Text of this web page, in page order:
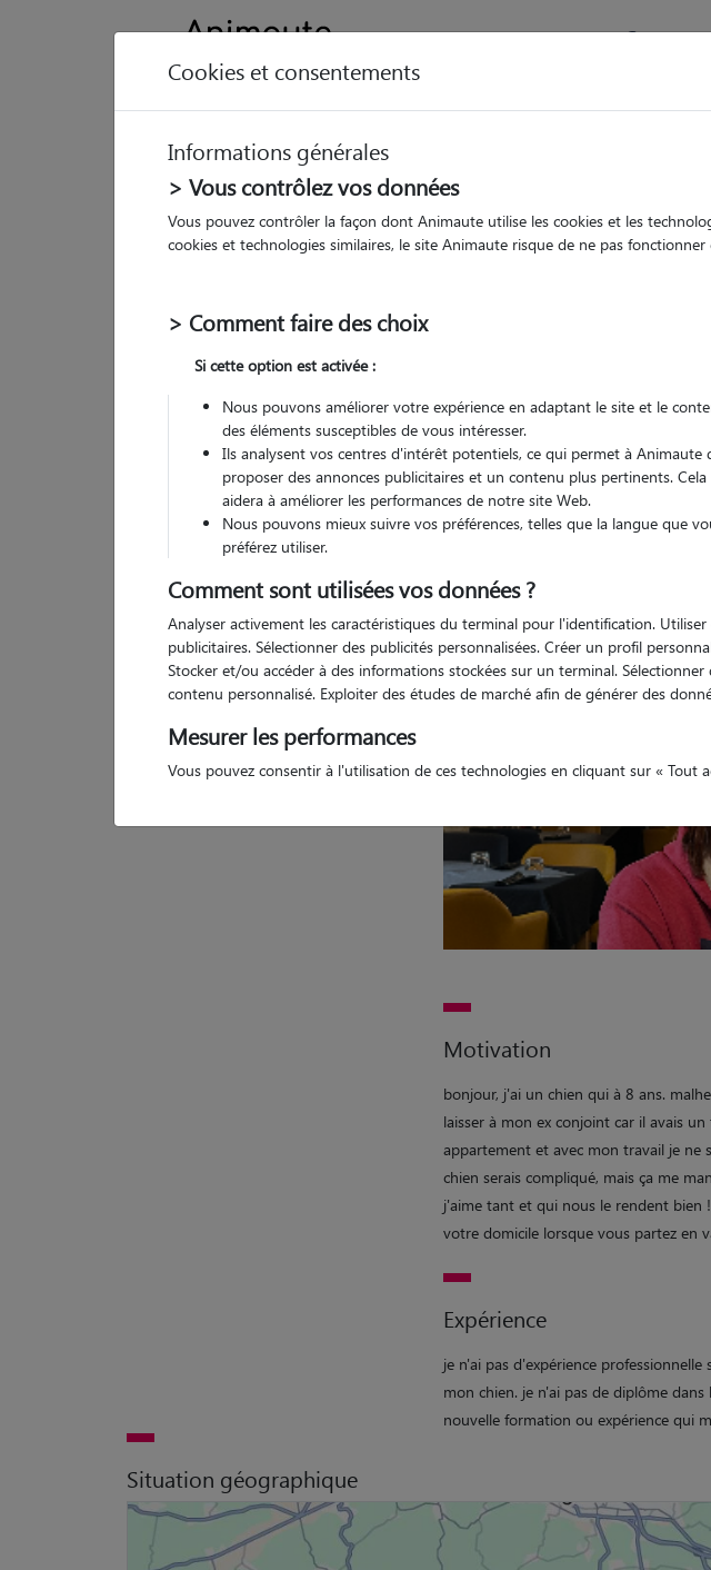
Mathilde
Motivation
bonjour, j'ai un chien qui à 8 ans.
laisser à mon ex conjoint car il avais
appartement et avec mon travail je ne
chien serais compliqué, mais ça me
j'aime tant et qui nous le rendent bien
votre domicile lorsque vous partez en
Expérience
je n'ai pas d'expérience
mon chien. je n'ai pas de diplôme
nouvelle formation ou expérience qui
Situation géographique
Cookies et consentements
Informations générales
> Vous contrôlez vos données
Vous pouvez contrôler la façon dont Animaute utilise les cookies et les
cookies et technologies similaires, le site Animaute risque de ne pas
> Comment faire des choix
Si cette option est activée :
Nous pouvons améliorer votre expérience en adaptant le site et le
des éléments susceptibles de vous intéresser.
Ils analysent vos centres d'intérêt potentiels, ce qui permet à Animaute
proposer des annonces publicitaires et un contenu plus pertinents.
aidera à améliorer les performances de notre site Web.
Nous pouvons mieux suivre vos préférences, telles que la langue que
préférez utiliser.
Comment sont utilisées vos données ?
Analyser activement les caractéristiques du terminal pour l'identification.
publicitaires. Sélectionner des publicités personnalisées. Créer un profil
Stocker et/ou accéder à des informations stockées sur un terminal.
contenu personnalisé. Exploiter des études de marché afin de générer des
Mesurer les performances
Vous pouvez consentir à l'utilisation de ces technologies en cliquant sur « Tout